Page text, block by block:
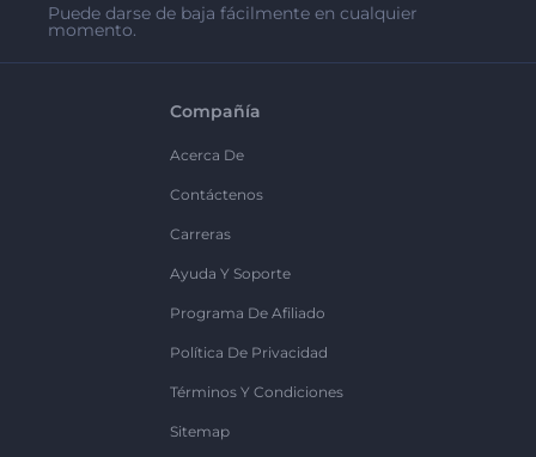
Puede darse de baja fácilmente en cualquier
momento.
Compañía
Acerca De
Contáctenos
Carreras
Ayuda Y Soporte
Programa De Afiliado
Política De Privacidad
Términos Y Condiciones
Sitemap